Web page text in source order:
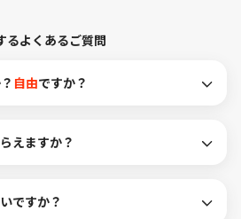
るよくあるご質問
自由ですか？
えますか？
ですか？